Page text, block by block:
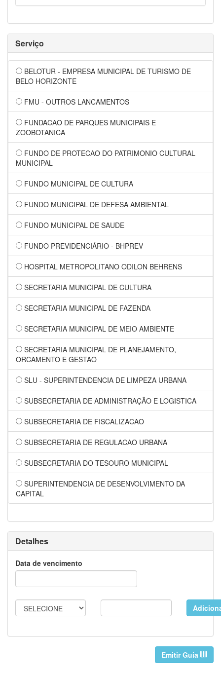
Serviço
BELOTUR - EMPRESA MUNICIPAL DE TURISMO DE
BELO HORIZONTE
FMU - OUTROS LANCAMENTOS
FUNDACAO DE PARQUES MUNICIPAIS E
ZOOBOTANICA
FUNDO DE PROTECAO DO PATRIMONIO CULTURAL
MUNICIPAL
FUNDO MUNICIPAL DE CULTURA
FUNDO MUNICIPAL DE DEFESA AMBIENTAL
FUNDO MUNICIPAL DE SAUDE
FUNDO PREVIDENCIÁRIO - BHPREV
HOSPITAL METROPOLITANO ODILON BEHRENS
SECRETARIA MUNICIPAL DE CULTURA
SECRETARIA MUNICIPAL DE FAZENDA
SECRETARIA MUNICIPAL DE MEIO AMBIENTE
SECRETARIA MUNICIPAL DE PLANEJAMENTO,
ORCAMENTO E GESTAO
SLU - SUPERINTENDENCIA DE LIMPEZA URBANA
SUBSECRETARIA DE ADMINISTRAÇÃO E LOGISTICA
SUBSECRETARIA DE FISCALIZACAO
SUBSECRETARIA DE REGULACAO URBANA
SUBSECRETARIA DO TESOURO MUNICIPAL
SUPERINTENDENCIA DE DESENVOLVIMENTO DA
CAPITAL
Detalhes
Data de vencimento
Emitir Guia